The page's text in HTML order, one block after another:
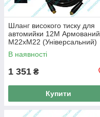
Шланг високого тиску для
автомийки 12M Армований
М22хМ22 (Універсальний)
В наявності
1 351 ₴
Купити